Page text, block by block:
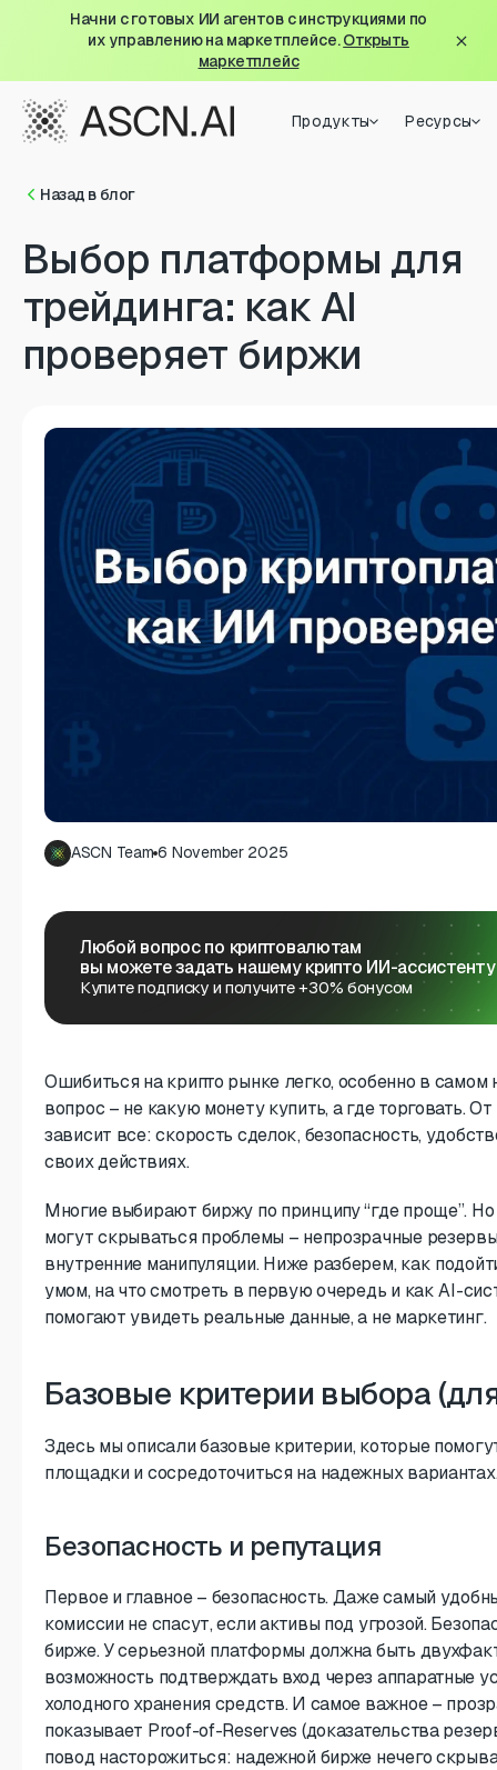
Начни с готовых ИИ агентов с инструкциями по
их управлению на маркетплейсе.Открыть
маркетплейс
Продукты Ресурсы
Назад в блог
Выбор платформы для
трейдинга: как AI
проверяет биржи
ASCN Team 6 November 2025
Любой вопрос по криптовалютам
вы можете задать нашему крипто ИИ-
Купите подписку и получите +30% бонусом
Ошибиться на крипто рынке легко, особенно в
вопрос – не какую монету купить, а где торговать.
зависит все: скорость сделок, безопасность,
своих действиях.
Многие выбирают биржу по принципу “где проще”.
могут скрываться проблемы – непрозрачные
внутренние манипуляции. Ниже разберем, как
умом, на что смотреть в первую очередь и как AI-
помогают увидеть реальные данные, а не маркетинг.
Базовые критерии выбора
Здесь мы описали базовые критерии, которые
площадки и сосредоточиться на надежных
Безопасность и репутация
Первое и главное – безопасность. Даже самый
комиссии не спасут, если активы под угрозой.
бирже. У серьезной платформы должна быть
возможность подтверждать вход через аппаратные
холодного хранения средств. И самое важное –
показывает Proof-of-Reserves (доказательства
повод насторожиться: надежной бирже нечего